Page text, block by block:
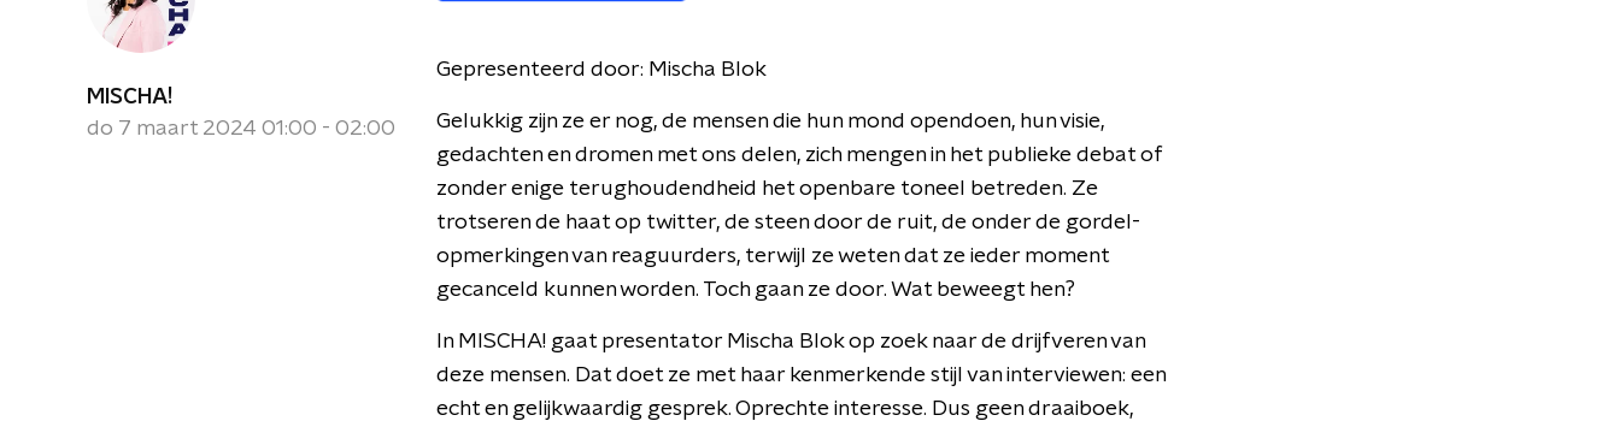
MISCHA!
do 7 maart 2024 01:00 - 02:00
Gepresenteerd door: Mischa Blok
Gelukkig zijn ze er nog, de mensen die hun mond opendoen, hun visie,
gedachten en dromen met ons delen, zich mengen in het publieke debat of
zonder enige terughoudendheid het openbare toneel betreden. Ze
trotseren de haat op twitter, de steen door de ruit, de onder de gordel-
opmerkingen van reaguurders, terwijl ze weten dat ze ieder moment
gecanceld kunnen worden. Toch gaan ze door. Wat beweegt hen?
In MISCHA! gaat presentator Mischa Blok op zoek naar de drijfveren van
deze mensen. Dat doet ze met haar kenmerkende stijl van interviewen: een
echt en gelijkwaardig gesprek. Oprechte interesse. Dus geen draaiboek,